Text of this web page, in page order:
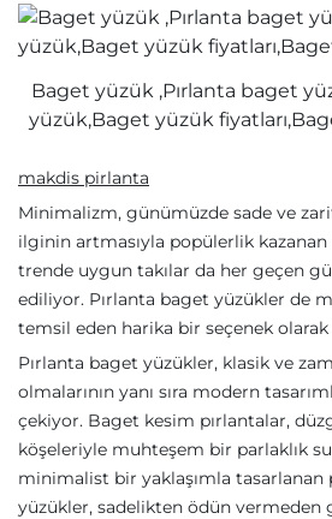
Baget yüzük ,Pırlanta baget
yüzük,Baget yüzük
makdis pirlanta
Minimalizm, günümüzde sade ve
ilginin artmasıyla popülerlik
trende uygun takılar da her geçen
ediliyor. Pırlanta baget yüzükler de
temsil eden harika bir seçenek olarak
Pırlanta baget yüzükler, klasik ve
olmalarının yanı sıra modern
çekiyor. Baget kesim pırlantalar,
köşeleriyle muhteşem bir parlaklık
minimalist bir yaklaşımla tasarlanan
yüzükler, sadelikten ödün vermeden